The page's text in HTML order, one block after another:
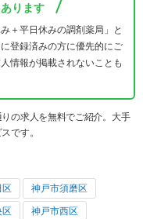
ります
＋平日休みの調剤薬局」と
登録済みの方に優先的にご
情報が掲載されないことも
の求人を無料でご紹介。大手
です。
区 神戸市須磨区
区 神戸市西区